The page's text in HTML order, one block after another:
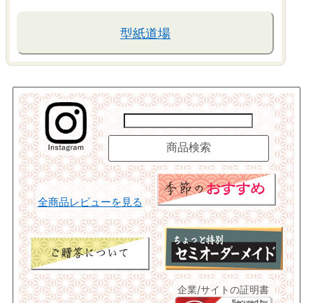
型紙道場
全商品レビューを見る
企業/サイトの証明書